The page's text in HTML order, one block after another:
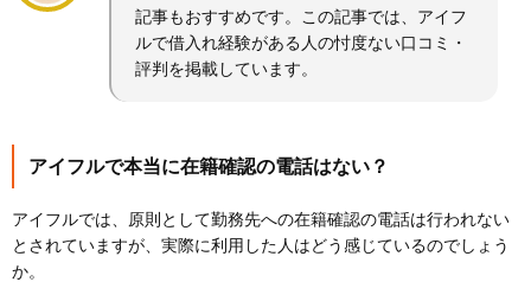
記事もおすすめです。この記事では、アイフ
ルで借入れ経験がある人の忖度ない口コミ・
評判を掲載しています。
アイフルで本当に在籍確認の電話はない？
アイフルでは、原則として勤務先への在籍確認の電話は行われない
とされていますが、実際に利用した人はどう感じているのでしょう
か。